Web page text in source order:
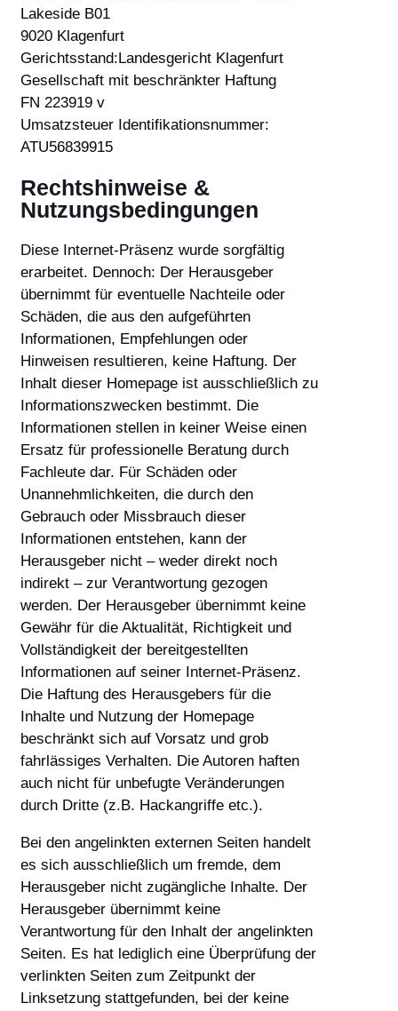
Lakeside B01
9020 Klagenfurt
Gerichtsstand:Landesgericht Klagenfurt
Gesellschaft mit beschränkter Haftung
FN 223919 v
Umsatzsteuer Identifikationsnummer:
ATU56839915
Rechtshinweise &
Nutzungsbedingungen
Diese Internet-Präsenz wurde sorgfältig
erarbeitet. Dennoch: Der Herausgeber
übernimmt für eventuelle Nachteile oder
Schäden, die aus den aufgeführten
Informationen, Empfehlungen oder
Hinweisen resultieren, keine Haftung. Der
Inhalt dieser Homepage ist ausschließlich zu
Informationszwecken bestimmt. Die
Informationen stellen in keiner Weise einen
Ersatz für professionelle Beratung durch
Fachleute dar. Für Schäden oder
Unannehmlichkeiten, die durch den
Gebrauch oder Missbrauch dieser
Informationen entstehen, kann der
Herausgeber nicht – weder direkt noch
indirekt – zur Verantwortung gezogen
werden. Der Herausgeber übernimmt keine
Gewähr für die Aktualität, Richtigkeit und
Vollständigkeit der bereitgestellten
Informationen auf seiner Internet-Präsenz.
Die Haftung des Herausgebers für die
Inhalte und Nutzung der Homepage
beschränkt sich auf Vorsatz und grob
fahrlässiges Verhalten. Die Autoren haften
auch nicht für unbefugte Veränderungen
durch Dritte (z.B. Hackangriffe etc.).
Bei den angelinkten externen Seiten handelt
es sich ausschließlich um fremde, dem
Herausgeber nicht zugängliche Inhalte. Der
Herausgeber übernimmt keine
Verantwortung für den Inhalt der angelinkten
Seiten. Es hat lediglich eine Überprüfung der
verlinkten Seiten zum Zeitpunkt der
Linksetzung stattgefunden, bei der keine